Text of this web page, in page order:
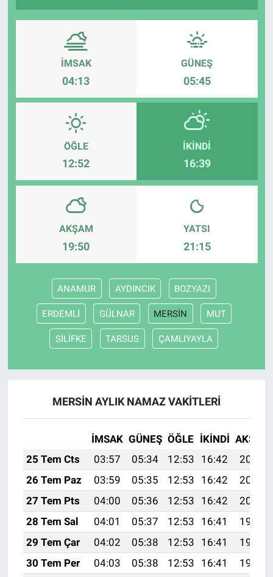
İMSAK
04:13
GÜNEŞ
05:45
ÖĞLE
12:52
İKINDI
16:39
AKŞAM
19:50
YATSI
21:15
ANAMUR AYDINCIK BOZYAZI
ERDEMLİ GÜLNAR MERSİN MUT
SİLİFKE TARSUS ÇAMLIYAYLA
MERSİN AYLIK NAMAZ VAKITLERI
İMSAK GÜNEŞ ÖĞLE İKINDI AKŞAM
25 Tem Cts
03:57 05:34 12:53 16:42
20:02
26 Tem Paz
03:59 05:35 12:53 16:42
20:01
27 Tem Pts
04:00 05:36 12:53 16:42
20:00
28 Tem Sal
04:01 05:37 12:53 16:41
19:59
29 Tem Çar
04:02 05:38 12:53 16:41
19:59
30 Tem Per
04:03 05:38 12:53 16:41
19:58
Son Dakika
Uşak Haberleri